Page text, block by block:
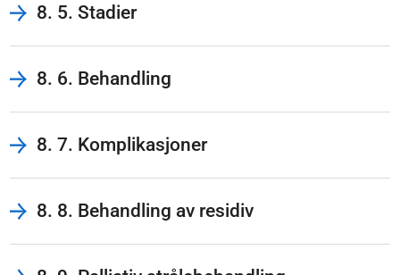
8. 5. Stadier
8. 6. Behandling
8. 7. Komplikasjoner
8. 8. Behandling av residiv